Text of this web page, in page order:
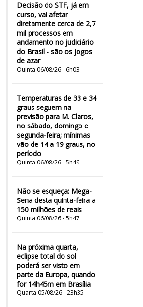
Decisão do STF, já em
curso, vai afetar
diretamente cerca de 2,7
mil processos em
andamento no judiciário
do Brasil - são os jogos
de azar
Quinta 06/08/26 - 6h03
Temperaturas de 33 e 34
graus seguem na
previsão para M. Claros,
no sábado, domingo e
segunda-feira; mínimas
vão de 14 a 19 graus, no
período
Quinta 06/08/26 - 5h49
Não se esqueça: Mega-
Sena desta quinta-feira a
150 milhões de reais
Quinta 06/08/26 - 5h47
Na próxima quarta,
eclipse total do sol
poderá ser visto em
parte da Europa, quando
for 14h45m em Brasília
Quarta 05/08/26 - 23h35